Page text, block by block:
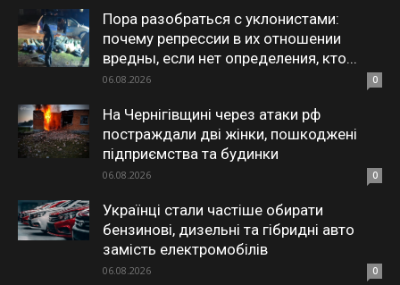
Пора разобраться с уклонистами:
почему репрессии в их отношении
вредны, если нет определения, кто...
06.08.2026 0
На Чернігівщині через атаки рф
постраждали дві жінки, пошкоджені
підприємства та будинки
06.08.2026 0
Українці стали частіше обирати
бензинові, дизельні та гібридні авто
замість електромобілів
06.08.2026 0